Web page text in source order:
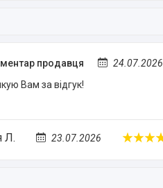
продавця
24.07.2026
Вам за відгук!
Л. 23.07.2026